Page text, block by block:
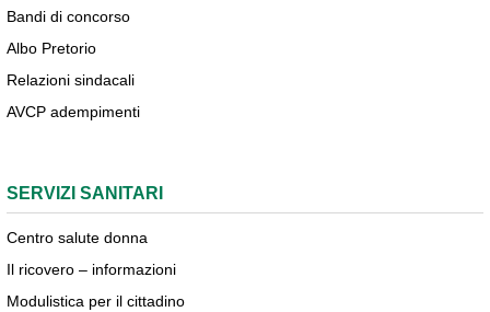
Bandi di concorso
Albo Pretorio
Relazioni sindacali
AVCP adempimenti
SERVIZI SANITARI
Centro salute donna
Il ricovero – informazioni
Modulistica per il cittadino